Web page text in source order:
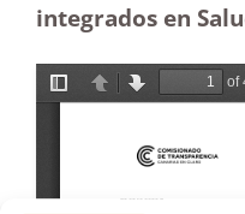
integrados en